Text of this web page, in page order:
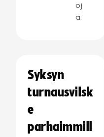
oj
a:
Syksyn
turnausvilsk
e
parhaimmill